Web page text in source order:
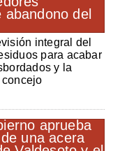
integral del
para acabar
y la